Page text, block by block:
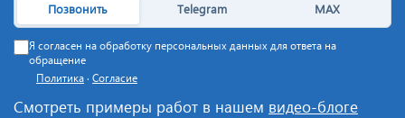
Позвонить Telegram MAX
Я согласен на обработку персональных данных для ответа на
обращение
Политика · Согласие
Смотреть примеры работ в нашем видео-блоге